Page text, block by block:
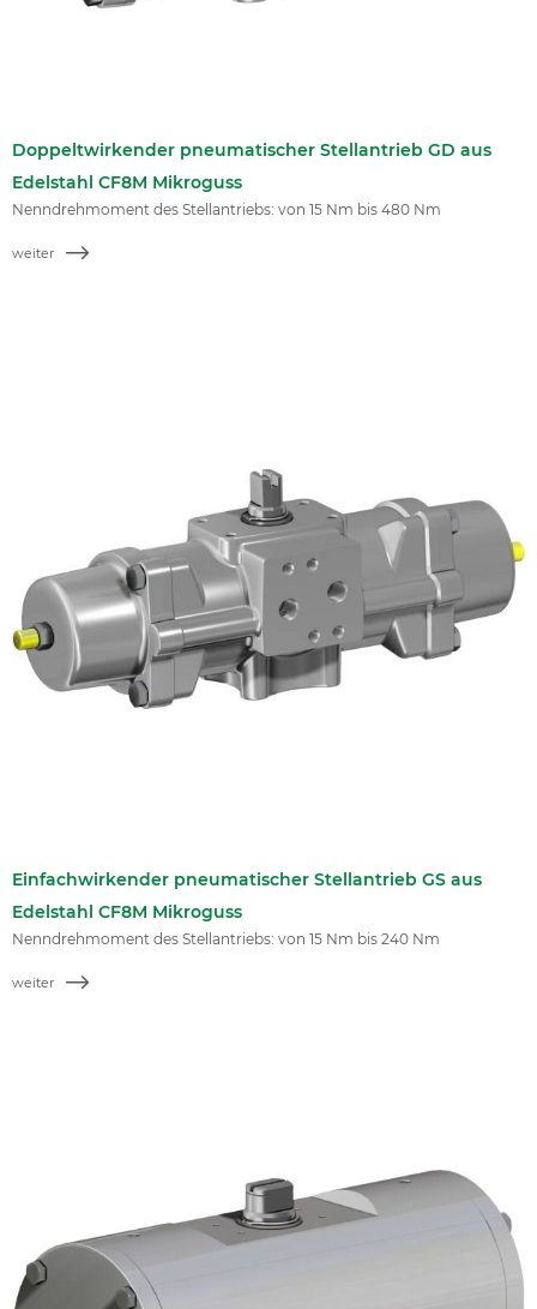
Doppeltwirkender pneumatischer Stellantrieb GD aus
Edelstahl CF8M Mikroguss
Nenndrehmoment des Stellantriebs: von 15 Nm bis 480 Nm
weiter
Einfachwirkender pneumatischer Stellantrieb GS aus
Edelstahl CF8M Mikroguss
Nenndrehmoment des Stellantriebs: von 15 Nm bis 240 Nm
weiter